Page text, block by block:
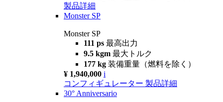
製品詳細
Monster SP
Monster SP
111 ps 最高出力
9.5 kgm 最大トルク
177 kg 装備重量（燃料を除く）
¥ 1,940,000 i
コンフィギュレーター 製品詳細
30° Anniversario